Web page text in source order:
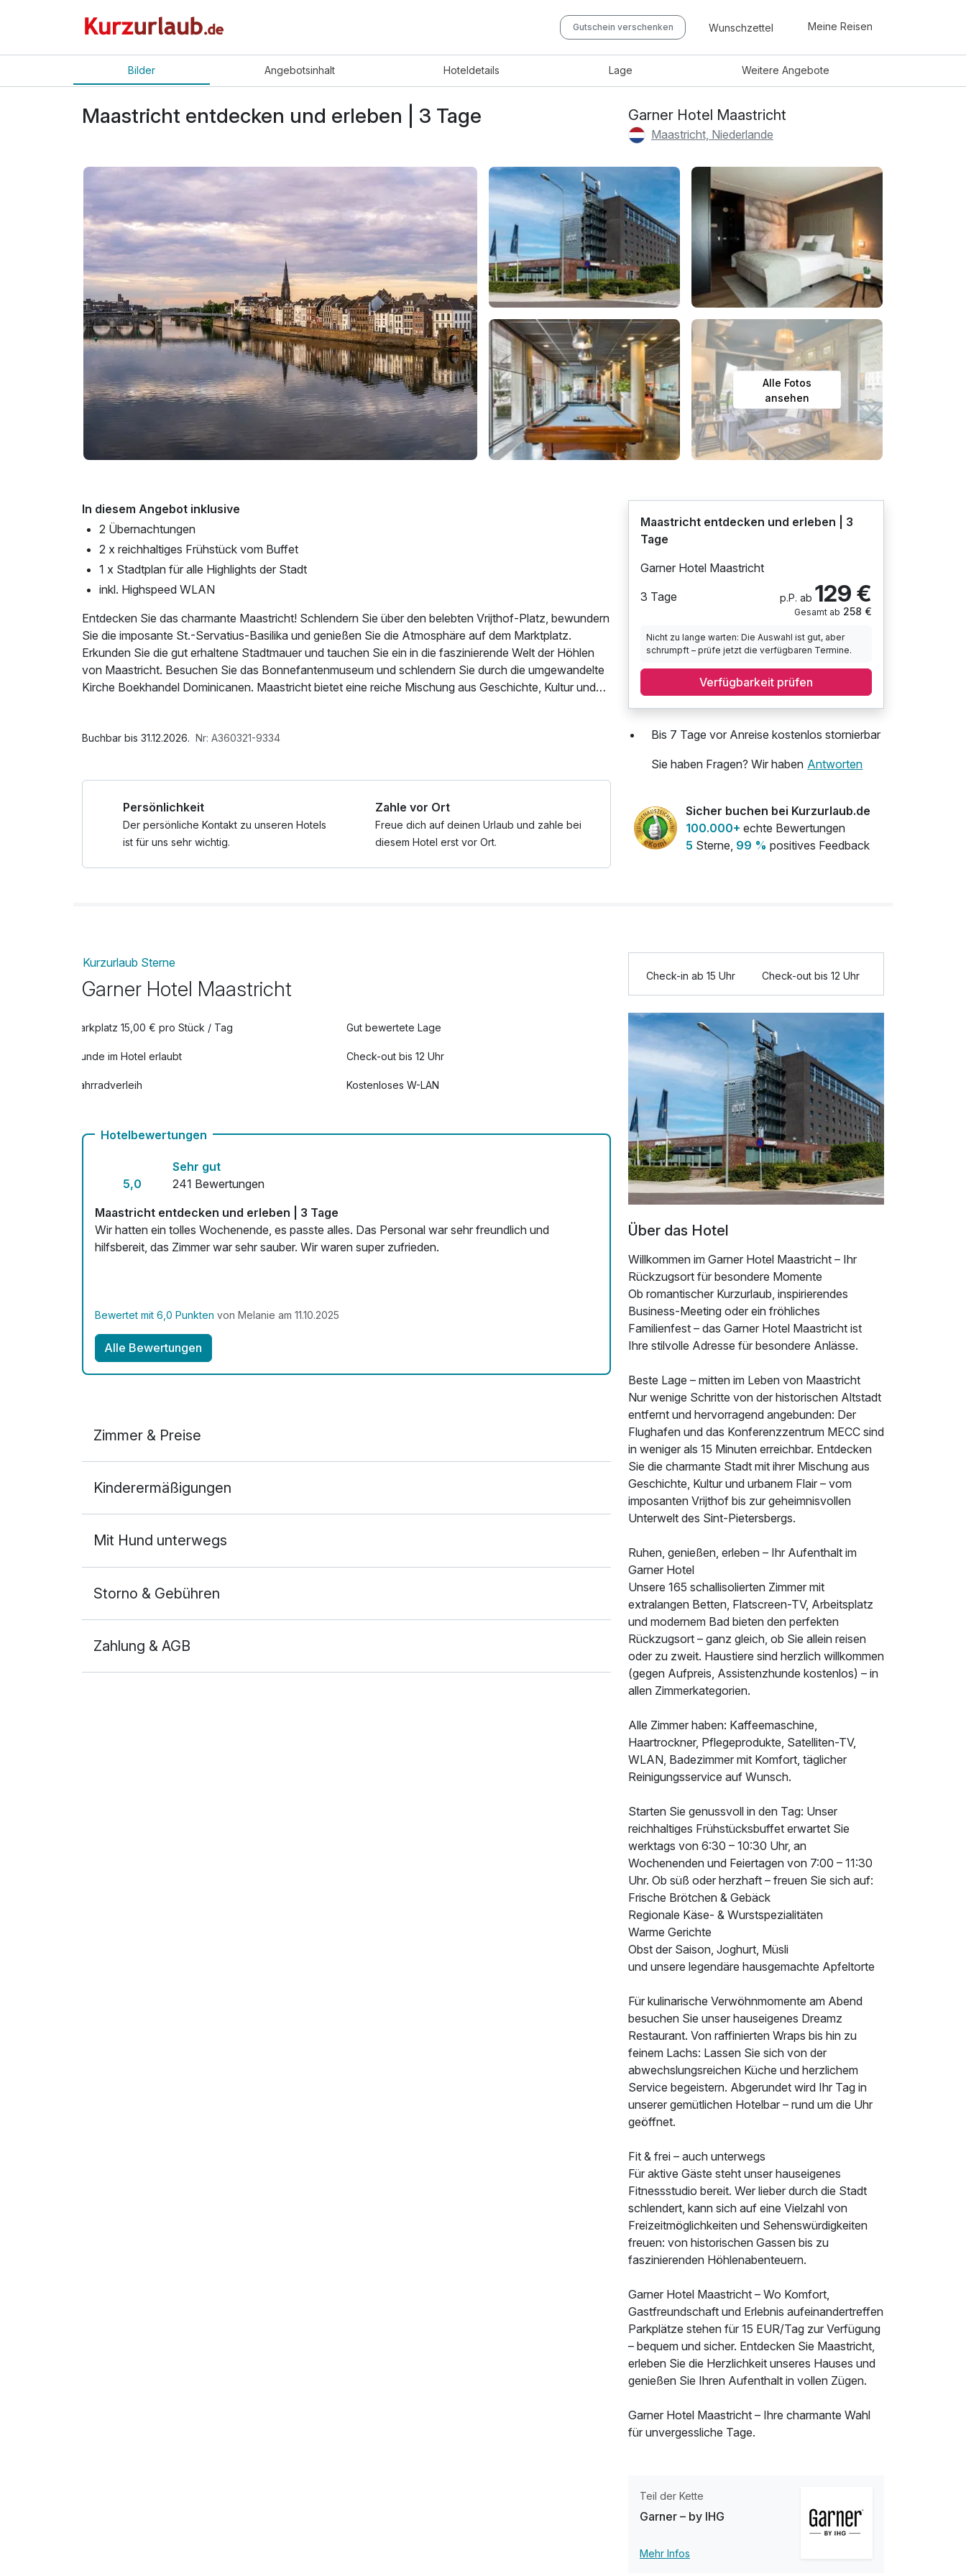
Gutschein verschenken Wunschzettel Meine Reisen
Bilder Angebotsinhalt Hoteldetails Lage WeitereAngebote
Maastricht entdecken und erleben | 3 Tage Garner Hotel Maastricht
Maastricht, Niederlande
Alle Fotos
ansehen
In diesem Angebot inklusive
2 Übernachtungen
2 x reichhaltiges Frühstück vom Buffet
1 x Stadtplan für alle Highlights der Stadt
inkl. Highspeed WLAN
Entdecken Sie das charmante Maastricht! Schlendern Sie über den belebten Vrijthof-Platz, bewundern
Sie die imposante St.-Servatius-Basilika und genießen Sie die Atmosphäre auf dem Marktplatz.
Erkunden Sie die gut erhaltene Stadtmauer und tauchen Sie ein in die faszinierende Welt der Höhlen
von Maastricht. Besuchen Sie das Bonnefantenmuseum und schlendern Sie durch die umgewandelte
Kirche Boekhandel Dominicanen. Maastricht bietet eine reiche Mischung aus Geschichte, Kultur und
Das Garner Hotel Maastricht bietet niederländische Gemütlichkeit gepaart mit Eleganz und Komfort.
Das Dreamz Restaurant & Bar serviert eine große kulinarische Auswahl, darunter einheimische
Gerichte zum Mittag- und Abendessen. Es hat auch eine umfangreiche Weinkarte.
W-LAN Nutzung / Internetnutzung
Buchbar bis 31.12.2026. Nr: A360321-9334
Persönlichkeit
Der persönliche Kontakt zu unseren Hotels
ist für uns sehr wichtig.
Zahle vor Ort
Freue dich auf deinen Urlaub und zahle bei
diesem Hotel erst vor Ort.
Maastricht entdecken und erleben | 3
Tage
Garner Hotel Maastricht
3 Tage
p.P. ab 129 €
Gesamt ab 258 €
Nicht zu lange warten: Die Auswahl ist gut, aber
schrumpft – prüfe jetzt die verfügbaren Termine.
Verfügbarkeit prüfen
Bis 7 Tage vor Anreise kostenlos stornierbar
Sie haben Fragen? Wir haben Antworten
Sicher buchen bei Kurzurlaub.de
100.000+ echte Bewertungen
5 Sterne, 99 % positives Feedback
Kurzurlaub Sterne
Garner Hotel Maastricht
Parkplatz 15,00 € pro Stück / Tag Gut bewertete Lage
Hunde im Hotel erlaubt Check-out bis 12 Uhr
Fahrradverleih Kostenloses W-LAN
Hotelbewertungen
5,0
Sehr gut
241 Bewertungen
Maastricht entdecken und erleben | 3 Tage
Wir hatten ein tolles Wochenende, es passte alles. Das Personal war sehr freundlich und
hilfsbereit, das Zimmer war sehr sauber. Wir waren super zufrieden.
Bewertet mit 6,0 Punkten von Melanie am 11.10.2025
Alle Bewertungen
Zimmer & Preise
2 Erwachsene
Kinderermäßigungen
Mit Hund unterwegs
Storno & Gebühren
Zahlung & AGB
Check-in ab 15 Uhr Check-out bis 12 Uhr
Über das Hotel
Willkommen im Garner Hotel Maastricht – Ihr
Rückzugsort für besondere Momente
Ob romantischer Kurzurlaub, inspirierendes
Business-Meeting oder ein fröhliches
Familienfest – das Garner Hotel Maastricht ist
Ihre stilvolle Adresse für besondere Anlässe.
Beste Lage – mitten im Leben von Maastricht
Nur wenige Schritte von der historischen Altstadt
entfernt und hervorragend angebunden: Der
Flughafen und das Konferenzzentrum MECC sind
in weniger als 15 Minuten erreichbar. Entdecken
Sie die charmante Stadt mit ihrer Mischung aus
Geschichte, Kultur und urbanem Flair – vom
imposanten Vrijthof bis zur geheimnisvollen
Unterwelt des Sint-Pietersbergs.
Ruhen, genießen, erleben – Ihr Aufenthalt im
Garner Hotel
Unsere 165 schallisolierten Zimmer mit
extralangen Betten, Flatscreen-TV, Arbeitsplatz
und modernem Bad bieten den perfekten
Rückzugsort – ganz gleich, ob Sie allein reisen
oder zu zweit. Haustiere sind herzlich willkommen
(gegen Aufpreis, Assistenzhunde kostenlos) – in
allen Zimmerkategorien.
Alle Zimmer haben: Kaffeemaschine,
Haartrockner, Pflegeprodukte, Satelliten-TV,
WLAN, Badezimmer mit Komfort, täglicher
Reinigungsservice auf Wunsch.
Starten Sie genussvoll in den Tag: Unser
reichhaltiges Frühstücksbuffet erwartet Sie
werktags von 6:30 – 10:30 Uhr, an
Wochenenden und Feiertagen von 7:00 – 11:30
Uhr. Ob süß oder herzhaft – freuen Sie sich auf:
Frische Brötchen & Gebäck
Regionale Käse- & Wurstspezialitäten
Warme Gerichte
Obst der Saison, Joghurt, Müsli
und unsere legendäre hausgemachte Apfeltorte
Für kulinarische Verwöhnmomente am Abend
besuchen Sie unser hauseigenes Dreamz
Restaurant. Von raffinierten Wraps bis hin zu
feinem Lachs: Lassen Sie sich von der
abwechslungsreichen Küche und herzlichem
Service begeistern. Abgerundet wird Ihr Tag in
unserer gemütlichen Hotelbar – rund um die Uhr
geöffnet.
Fit & frei – auch unterwegs
Für aktive Gäste steht unser hauseigenes
Fitnessstudio bereit. Wer lieber durch die Stadt
schlendert, kann sich auf eine Vielzahl von
Freizeitmöglichkeiten und Sehenswürdigkeiten
freuen: von historischen Gassen bis zu
faszinierenden Höhlenabenteuern.
Garner Hotel Maastricht – Wo Komfort,
Gastfreundschaft und Erlebnis aufeinandertreffen
Parkplätze stehen für 15 EUR/Tag zur Verfügung
– bequem und sicher. Entdecken Sie Maastricht,
erleben Sie die Herzlichkeit unseres Hauses und
genießen Sie Ihren Aufenthalt in vollen Zügen.
Garner Hotel Maastricht – Ihre charmante Wahl
für unvergessliche Tage.
Teil der Kette
Garner – by IHG
Mehr Infos